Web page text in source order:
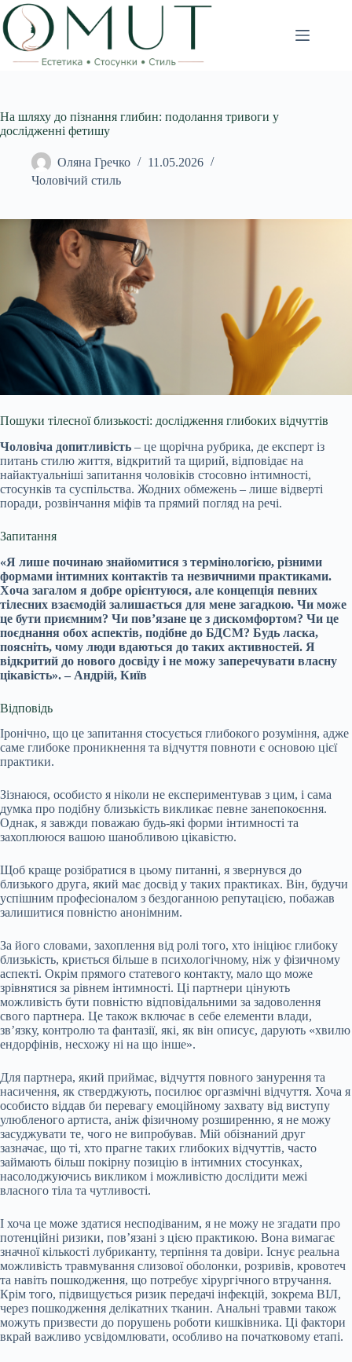
Перейти
до
вмісту
На шляху до пізнання глибин: подолання тривоги у
дослідженні фетишу
Оляна Гречко
11.05.2026
Чоловічий стиль
Пошуки тілесної близькості: дослідження глибоких відчуттів
Чоловіча допитливість – це щорічна рубрика, де експерт із
питань стилю життя, відкритий та щирий, відповідає на
найактуальніші запитання чоловіків стосовно інтимності,
стосунків та суспільства. Жодних обмежень – лише відверті
поради, розвінчання міфів та прямий погляд на речі.
Запитання
«Я лише починаю знайомитися з термінологією, різними
формами інтимних контактів та незвичними практиками.
Хоча загалом я добре орієнтуюся, але концепція певних
тілесних взаємодій залишається для мене загадкою. Чи може
це бути приємним? Чи пов’язане це з дискомфортом? Чи це
поєднання обох аспектів, подібне до БДСМ? Будь ласка,
поясніть, чому люди вдаються до таких активностей. Я
відкритий до нового досвіду і не можу заперечувати власну
цікавість». – Андрій, Київ
Відповідь
Іронічно, що це запитання стосується глибокого розуміння, адже
саме глибоке проникнення та відчуття повноти є основою цієї
практики.
Зізнаюся, особисто я ніколи не експериментував з цим, і сама
думка про подібну близькість викликає певне занепокоєння.
Однак, я завжди поважаю будь-які форми інтимності та
захоплююся вашою шанобливою цікавістю.
Щоб краще розібратися в цьому питанні, я звернувся до
близького друга, який має досвід у таких практиках. Він, будучи
успішним професіоналом з бездоганною репутацією, побажав
залишитися повністю анонімним.
За його словами, захоплення від ролі того, хто ініціює глибоку
близькість, криється більше в психологічному, ніж у фізичному
аспекті. Окрім прямого статевого контакту, мало що може
зрівнятися за рівнем інтимності. Ці партнери цінують
можливість бути повністю відповідальними за задоволення
свого партнера. Це також включає в себе елементи влади,
зв’язку, контролю та фантазії, які, як він описує, дарують «хвилю
ендорфінів, несхожу ні на що інше».
Для партнера, який приймає, відчуття повного занурення та
насичення, як стверджують, посилює оргазмічні відчуття. Хоча я
особисто віддав би перевагу емоційному захвату від виступу
улюбленого артиста, аніж фізичному розширенню, я не можу
засуджувати те, чого не випробував. Мій обізнаний друг
зазначає, що ті, хто прагне таких глибоких відчуттів, часто
займають більш покірну позицію в інтимних стосунках,
насолоджуючись викликом і можливістю дослідити межі
власного тіла та чутливості.
І хоча це може здатися несподіваним, я не можу не згадати про
потенційні ризики, пов’язані з цією практикою. Вона вимагає
значної кількості лубриканту, терпіння та довіри. Існує реальна
можливість травмування слизової оболонки, розривів, кровотеч
та навіть пошкодження, що потребує хірургічного втручання.
Крім того, підвищується ризик передачі інфекцій, зокрема ВІЛ,
через пошкодження делікатних тканин. Анальні травми також
можуть призвести до порушень роботи кишківника. Ці фактори
вкрай важливо усвідомлювати, особливо на початковому етапі.